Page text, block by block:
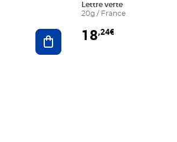
Ajouter au panier
Lettre verte
20g / France
18,24€